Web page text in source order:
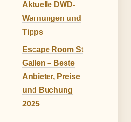
Aktuelle DWD-
Warnungen und
Tipps
Escape Room St
Gallen – Beste
Anbieter, Preise
und Buchung
2025